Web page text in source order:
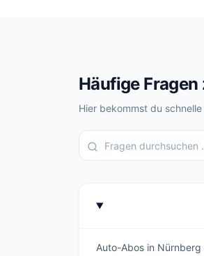
Häufige
Hier bekommst du
Auto-Abos in